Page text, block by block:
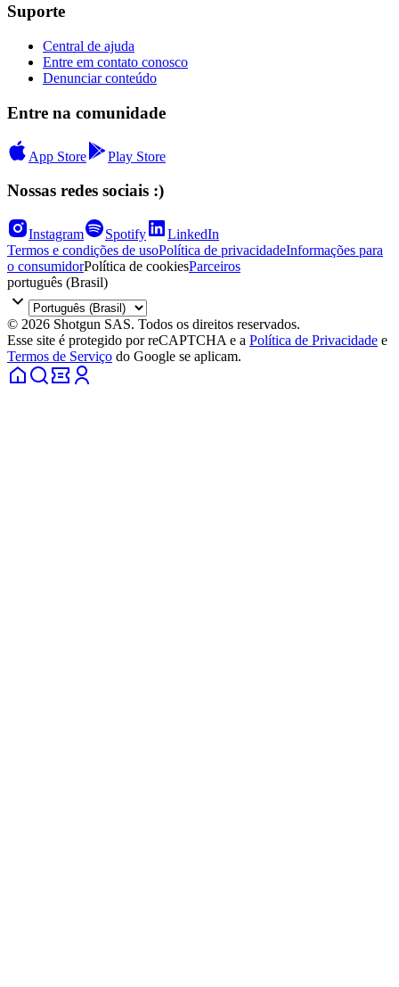
Suporte
Central de ajuda
Entre em contato conosco
Denunciar conteúdo
Entre na comunidade
App Store Play Store
Nossas redes sociais :)
Instagram Spotify
LinkedIn
Termos e condições de usoPolítica de privacidadeInformações para
o consumidorPolítica de cookiesParceiros
português (Brasil)
© 2026 Shotgun SAS. Todos os direitos reservados.
Esse site é protegido por reCAPTCHA e a Política de Privacidade e
Termos de Serviço do Google se aplicam.